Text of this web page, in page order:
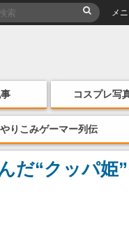
メ
コスプレ写
やりこみゲーマー列伝
だ“クッパ姫